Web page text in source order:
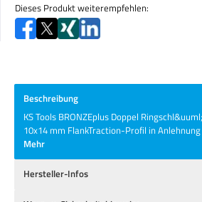
Dieses Produkt weiterempfehlen:
Beschreibung
KS Tools BRONZEplus Doppel
10x14 mm FlankTraction-Profil in
Mehr
Hersteller-Infos